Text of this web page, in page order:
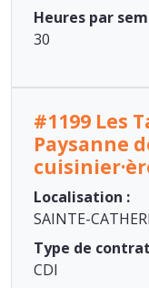
Heures par
30
#1199 Les
Paysanne
Localisation :
SAINTE-
Type de
CDI